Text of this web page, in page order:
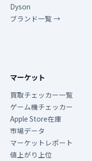
Dyson
ブランド一覧 →
マーケット
買取チェッカー一覧
ゲーム機チェッカー
Apple Store在庫
市場データ
マーケットレポート
値上がり上位